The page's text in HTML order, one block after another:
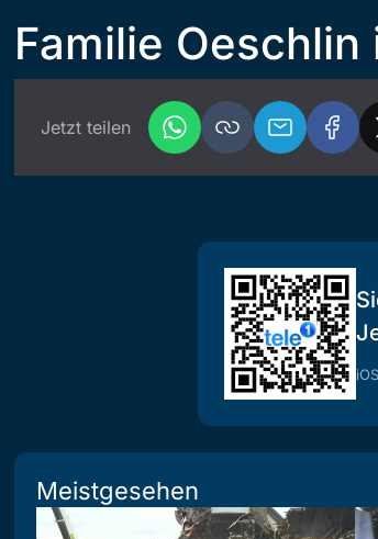
Familie Oeschlin
Jetzt teilen
Meistgesehen